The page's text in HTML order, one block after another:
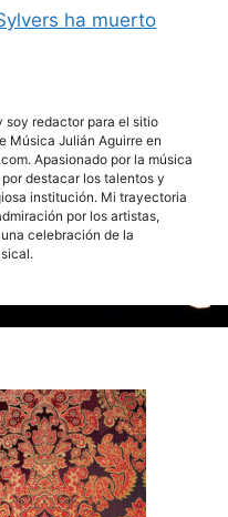
ha muerto
soy redactor para el sitio
Música Julián Aguirre en
Apasionado por la música
destacar los talentos y
institución. Mi trayectoria
por los artistas,
celebración de la